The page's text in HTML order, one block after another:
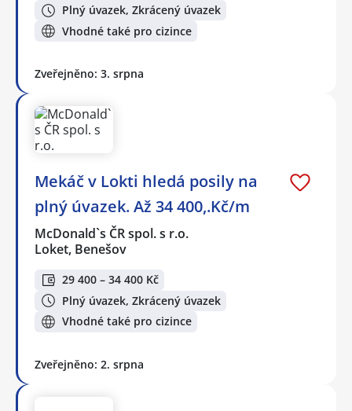
Plný úvazek, Zkrácený úvazek
Vhodné také pro cizince
Zveřejněno: 3. srpna
Mekáč v Lokti hledá posily na
plný úvazek. Až 34 400,.Kč/m
McDonald`s ČR spol. s r.o.
Loket, Benešov
29 400 – 34 400 Kč
Plný úvazek, Zkrácený úvazek
Vhodné také pro cizince
Zveřejněno: 2. srpna